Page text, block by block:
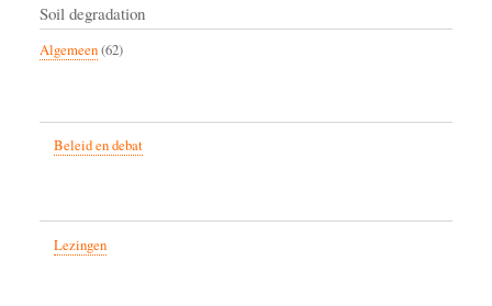
Soil degradation
Algemeen(62)
Beleid en debat
Lezingen